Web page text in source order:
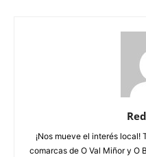
¡Nos mueve el interés local!
comarcas de O Val Miñor y O